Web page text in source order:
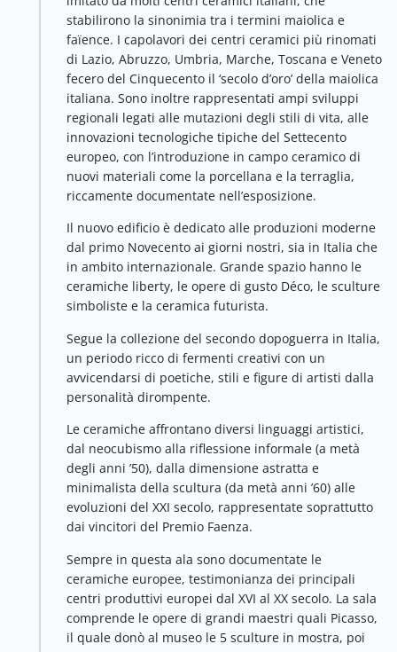
stabilirono la sinonimia tra i termini maiolica e
faïence. I capolavori dei centri ceramici più rinomati
di Lazio, Abruzzo, Umbria, Marche, Toscana e Veneto
fecero del Cinquecento il ‘secolo d’oro’ della maiolica
italiana. Sono inoltre rappresentati ampi sviluppi
regionali legati alle mutazioni degli stili di vita, alle
innovazioni tecnologiche tipiche del Settecento
europeo, con l’introduzione in campo ceramico di
nuovi materiali come la porcellana e la terraglia,
riccamente documentate nell’esposizione.
Il nuovo edificio è dedicato alle produzioni moderne
dal primo Novecento ai giorni nostri, sia in Italia che
in ambito internazionale. Grande spazio hanno le
ceramiche liberty, le opere di gusto Déco, le sculture
simboliste e la ceramica futurista.
Segue la collezione del secondo dopoguerra in Italia,
un periodo ricco di fermenti creativi con un
avvicendarsi di poetiche, stili e figure di artisti dalla
personalità dirompente.
Le ceramiche affrontano diversi linguaggi artistici,
dal neocubismo alla riflessione informale (a metà
degli anni ’50), dalla dimensione astratta e
minimalista della scultura (da metà anni ’60) alle
evoluzioni del XXI secolo, rappresentate soprattutto
dai vincitori del Premio Faenza.
Sempre in questa ala sono documentate le
ceramiche europee, testimonianza dei principali
centri produttivi europei dal XVI al XX secolo. La sala
comprende le opere di grandi maestri quali Picasso,
il quale donò al museo le 5 sculture in mostra, poi